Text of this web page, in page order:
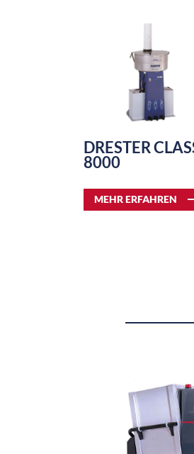
DRESTER
8000
MEHR ERFAHREN